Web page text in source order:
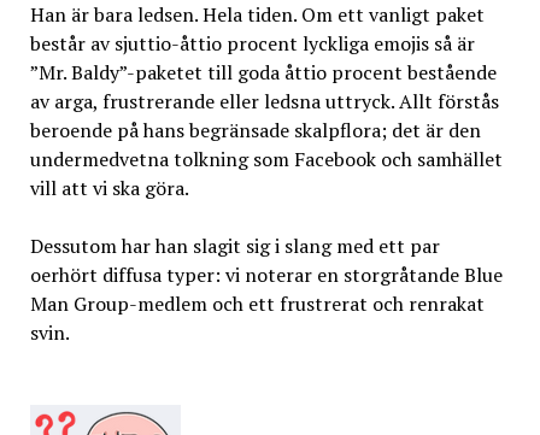
Han är bara ledsen. Hela tiden. Om ett vanligt paket
består av sjuttio-åttio procent lyckliga emojis så är
”Mr. Baldy”-paketet till goda åttio procent bestående
av arga, frustrerande eller ledsna uttryck. Allt förstås
beroende på hans begränsade skalpflora; det är den
undermedvetna tolkning som Facebook och samhället
vill att vi ska göra.
Dessutom har han slagit sig i slang med ett par
oerhört diffusa typer: vi noterar en storgråtande Blue
Man Group-medlem och ett frustrerat och renrakat
svin.